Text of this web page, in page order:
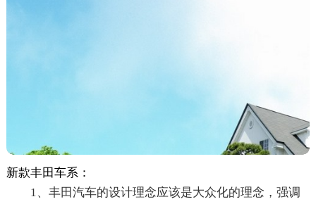
新款丰田车系：
1、丰田汽车的设计理念应该是大众化的理念，强调